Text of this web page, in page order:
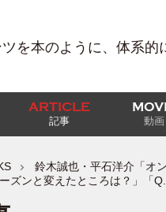
を本のように、体系的
ARTICLE
記事 動画
鈴木誠也・平石洋介「オ
ズンと変えたところは？」「